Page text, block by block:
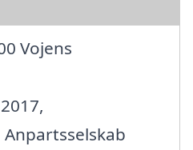
Vojens